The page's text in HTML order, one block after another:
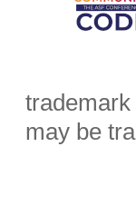
may be